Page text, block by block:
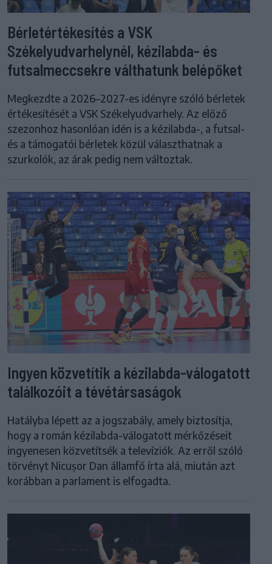
Bérletértékesítés a VSK
Székelyudvarhelynél, kézilabda- és
futsalmeccsekre válthatunk belépőket
Megkezdte a 2026–2027-es idényre szóló bérletek
értékesítését a VSK Székelyudvarhely. Az előző
szezonhoz hasonlóan idén is a kézilabda-, a futsal-
és a támogatói bérletek közül választhatnak a
szurkolók, az árak pedig nem változtak.
Ingyen közvetítik a kézilabda-válogatott
találkozóit a tévétársaságok
Hatályba lépett az a jogszabály, amely biztosítja,
hogy a román kézilabda-válogatott mérkőzéseit
ingyenesen közvetítsék a televíziók. Az erről szóló
törvényt Nicușor Dan államfő írta alá, miután azt
korábban a parlament is elfogadta.